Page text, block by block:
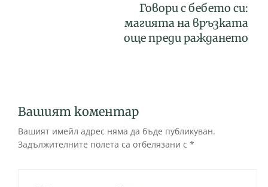
Говори с бебето си:
магията на връзката
още преди раждането
Вашият коментар
Вашият имейл адрес няма да бъде публикуван.
Задължителните полета са отбелязани с *